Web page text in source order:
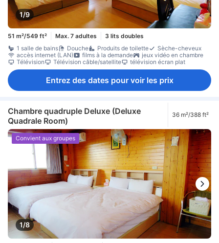
1/9
51 m²/549 ft² Max. 7 adultes
3 lits doubles
1 salle de bains
Douche Produits de toilette
Sèche-cheveux
accès internet (LAN)
films à la demande
jeux vidéo en chambre
Télévision
Télévision câble/satellite télévision écran plat
Entrez des dates pour voir les prix
Chambre quadruple Deluxe (Deluxe
Quadrale Room)
36 m²/388 ft²
1/8
Convient aux groupes